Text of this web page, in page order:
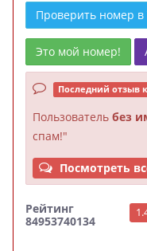
Проверить номер в
Это мой номер!
Последний отзыв
Пользователь без
спам!"
Посмотреть
Рейтинг
84953740134